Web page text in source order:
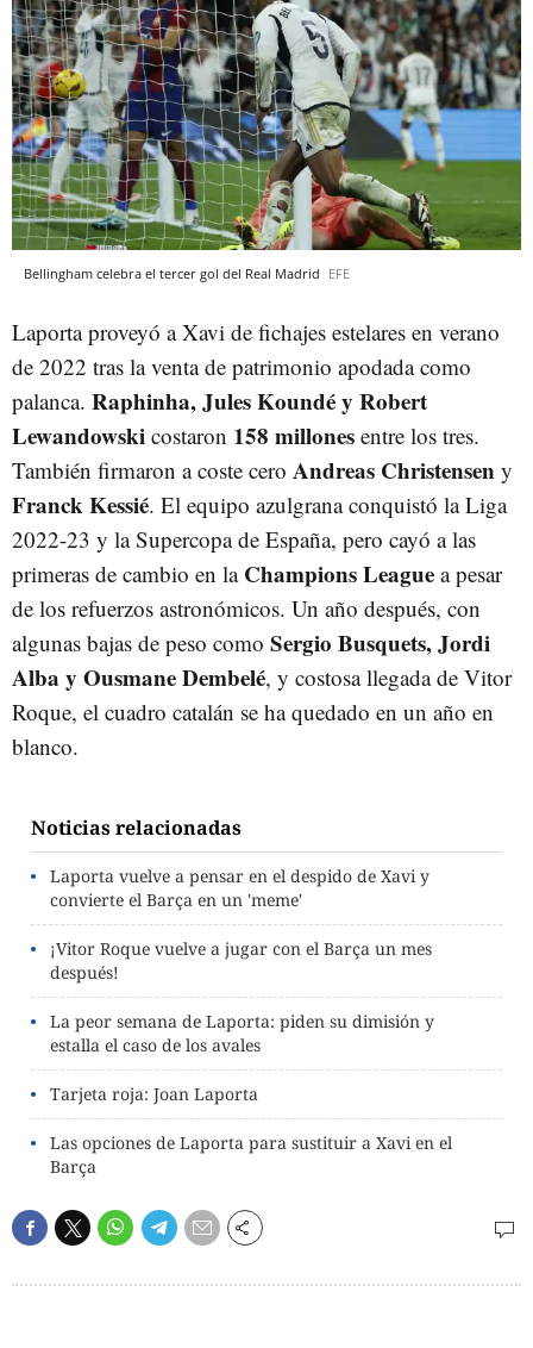
Bellingham celebra el tercer gol del Real Madrid EFE
Laporta proveyó a Xavi de fichajes estelares en verano
de 2022 tras la venta de patrimonio apodada como
palanca. Raphinha, Jules Koundé y Robert
Lewandowski costaron 158 millones entre los tres.
También firmaron a coste cero Andreas Christensen y
Franck Kessié. El equipo azulgrana conquistó la Liga
2022-23 y la Supercopa de España, pero cayó a las
primeras de cambio en la Champions League a pesar
de los refuerzos astronómicos. Un año después, con
algunas bajas de peso como Sergio Busquets, Jordi
Alba y Ousmane Dembelé, y costosa llegada de Vitor
Roque, el cuadro catalán se ha quedado en un año en
blanco.
Noticias relacionadas
Laporta vuelve a pensar en el despido de Xavi y
convierte el Barça en un 'meme'
¡Vitor Roque vuelve a jugar con el Barça un mes
después!
La peor semana de Laporta: piden su dimisión y
estalla el caso de los avales
Tarjeta roja: Joan Laporta
Las opciones de Laporta para sustituir a Xavi en el
Barça